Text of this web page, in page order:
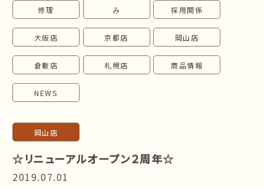
修理
み
採用関係
大阪店 京都店 岡山店
倉敷店 札幌店 商品情報
NEWS
岡山店
☆リニューアルオープン２周年☆
2019.07.01